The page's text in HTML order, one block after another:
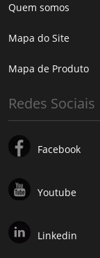
Quem somos
Mapa do Site
Mapa de Produto
Redes Sociais
Facebook
Youtube
Linkedin